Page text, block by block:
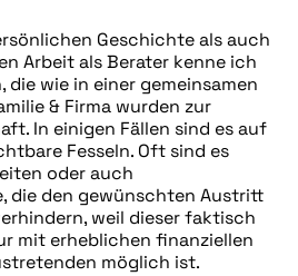
Geschichte als auch
Arbeit als Berater kenne ich
die wie in einer gemeinsamen
& Firma wurden zur
In einigen Fällen sind es auf
Fesseln. Oft sind es
oder auch
die den gewünschten Austritt
weil dieser faktisch
mit erheblichen finanziellen
möglich ist.